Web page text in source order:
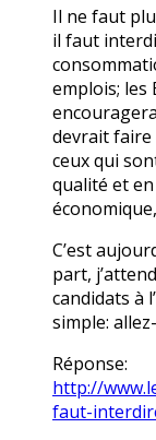
Il ne faut
il faut
emplois; les
devrait faire
ceux qui
qualité et
C’est
part,
candidats à
simple:
Réponse:
http://
faut-